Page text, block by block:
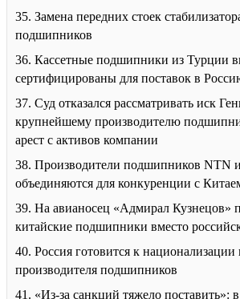
35. Замена передних стоек
подшипников
36. Кассетные подшипники из Турции
сертифицированы для поставок в
37. Суд отказался рассматривать иск
крупнейшему производителю
арест с активов компании
38. Производители подшипников NTN
объединяются для конкуренции с
39. На авианосец «Адмирал Кузнецов»
китайские подшипники вместо
40. Россия готовится к
производителя подшипников
41. «Из-за санкций тяжело поставить»: